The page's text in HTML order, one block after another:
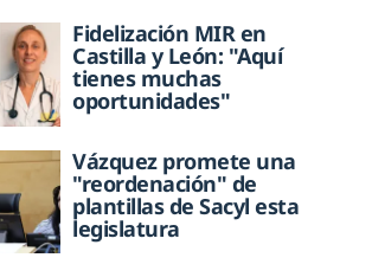
Fidelización MIR en
Castilla y León: "Aquí
tienes muchas
oportunidades"
Vázquez promete una
"reordenación" de
plantillas de Sacyl esta
legislatura